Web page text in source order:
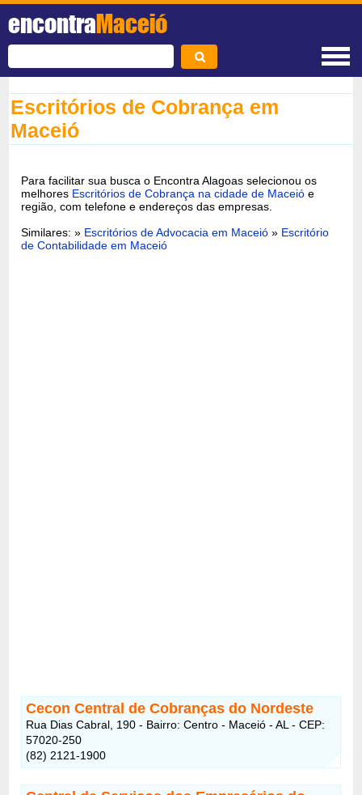
encontraMaceió
Escritórios de Cobrança em
Maceió
Para facilitar sua busca o Encontra Alagoas selecionou os
melhores Escritórios de Cobrança na cidade de Maceió e
região, com telefone e endereços das empresas.
Similares: » Escritórios de Advocacia em Maceió » Escritório
de Contabilidade em Maceió
Cecon Central de Cobranças do Nordeste
Rua Dias Cabral, 190 - Bairro: Centro - Maceió - AL - CEP:
57020-250
(82) 2121-1900